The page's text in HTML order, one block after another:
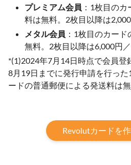
プレミアム会員 ：1枚目の
料は無料。2枚目以降は
メタル会員 ：1枚目のカー
無料。2枚目以降は6,000円
*(1)2024年7月14日時点で会員登
8月19日までに発行申請を行っ
ードの普通郵便による発送料は無
Revolutカードを